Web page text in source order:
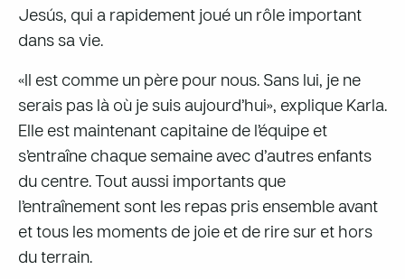
Jesús, qui a rapidement joué un rôle important
dans sa vie.
«Il est comme un père pour nous. Sans lui, je ne
serais pas là où je suis aujourd’hui», explique Karla.
Elle est maintenant capitaine de l’équipe et
s’entraîne chaque semaine avec d’autres enfants
du centre. Tout aussi importants que
l’entraînement sont les repas pris ensemble avant
et tous les moments de joie et de rire sur et hors
du terrain.